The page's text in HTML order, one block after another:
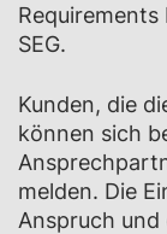
SEG.
Kunden, die
können sich
melden. Die
Anspruch